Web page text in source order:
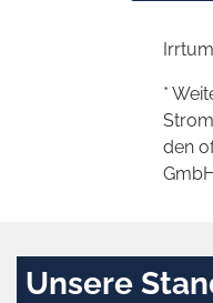
*
den
Unsere